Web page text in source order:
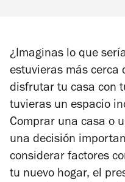
¿Imaginas lo que
estuvieras más cerca
disfrutar tu casa con
tuvieras un espacio
Comprar una casa o
una decisión
considerar factores
tu nuevo hogar, el